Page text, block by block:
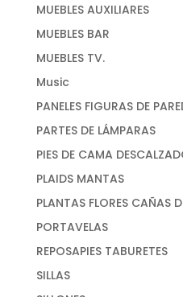
MUEBLES AUXILIARES
MUEBLES BAR
MUEBLES TV.
Music
PANELES FIGURAS DE
PARTES DE LÁMPARAS
PIES DE CAMA
PLAIDS MANTAS
PLANTAS FLORES CAÑAS
PORTAVELAS
REPOSAPIES TABURETES
SILLAS